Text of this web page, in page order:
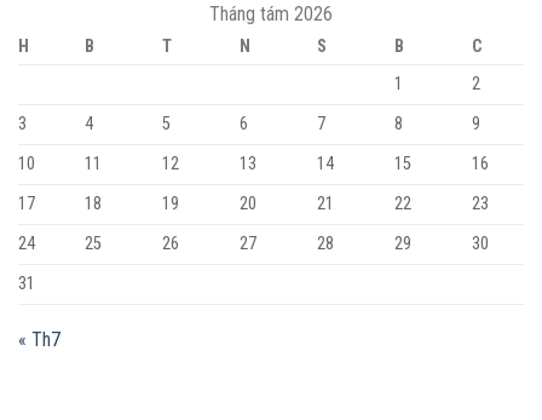
Tháng tám 2026
H B T N S B
C
1
2
3
4 5 6 7 8
9
10
11 12 13 14 15
16
17
18 19 20 21 22
23
24
25 26 27 28 29
30
31
« Th7